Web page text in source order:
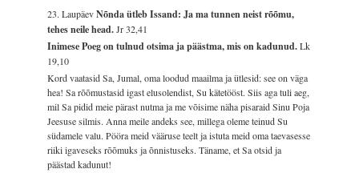
23. LaupäevNõnda ütleb Issand: Ja ma tunnen neist rõõmu,
tehes neile head.Jr 32,41
Inimese Poeg on tulnud otsima ja päästma, mis on kadunud.Lk
19,10
Kord vaatasid Sa, Jumal, oma loodud maailma ja ütlesid: see on väga
hea! Sa rõõmustasid igast elusolendist, Su kätetööst. Siis aga tuli aeg,
mil Sa pidid meie pärast nutma ja me võisime näha pisaraid Sinu Poja
Jeesuse silmis. Anna meile andeks see, millega oleme teinud Su
südamele valu. Pööra meid vääruse teelt ja istuta meid oma taevasesse
riiki igaveseks rõõmuks ja õnnistuseks. Täname, et Sa otsid ja
päästad kadunut!